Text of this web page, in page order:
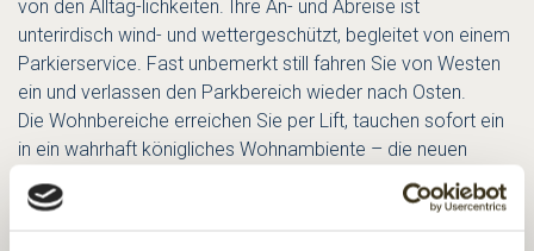
von den Alltäg-lichkeiten. Ihre An- und Abreise ist
unterirdisch wind- und wettergeschützt, begleitet von einem
Parkierservice. Fast unbemerkt still fahren Sie von Westen
ein und verlassen den Parkbereich wieder nach Osten.
Die Wohnbereiche erreichen Sie per Lift, tauchen sofort ein
in ein wahrhaft königliches Wohnambiente – die neuen
Luxus- und Juniorsuiten. Unaufdringliches, weltoffenes
Ambiente in Großzügigkeit und Ausstattung mit dem